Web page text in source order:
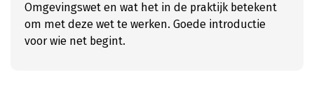
Omgevingswet en wat het in de praktijk betekent
om met deze wet te werken. Goede introductie
voor wie net begint.